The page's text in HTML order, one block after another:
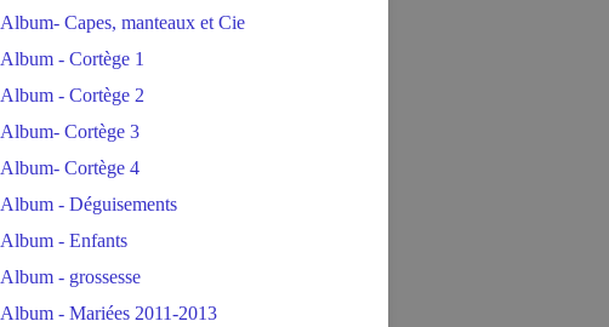
Album- Capes, manteaux et Cie
Album - Cortège 1
Album - Cortège 2
Album- Cortège 3
Album- Cortège 4
Album - Déguisements
Album - Enfants
Album - grossesse
Album - Mariées 2011-2013